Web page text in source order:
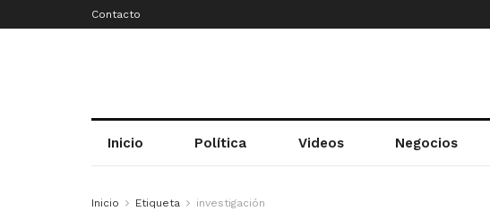
Contacto
Inicio Política Videos Negocios
Inicio Etiqueta investigación